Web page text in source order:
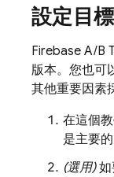
設定目標
Firebase A/B
版本。您也可
其他重要因素
在這個
是主要
(選用)如